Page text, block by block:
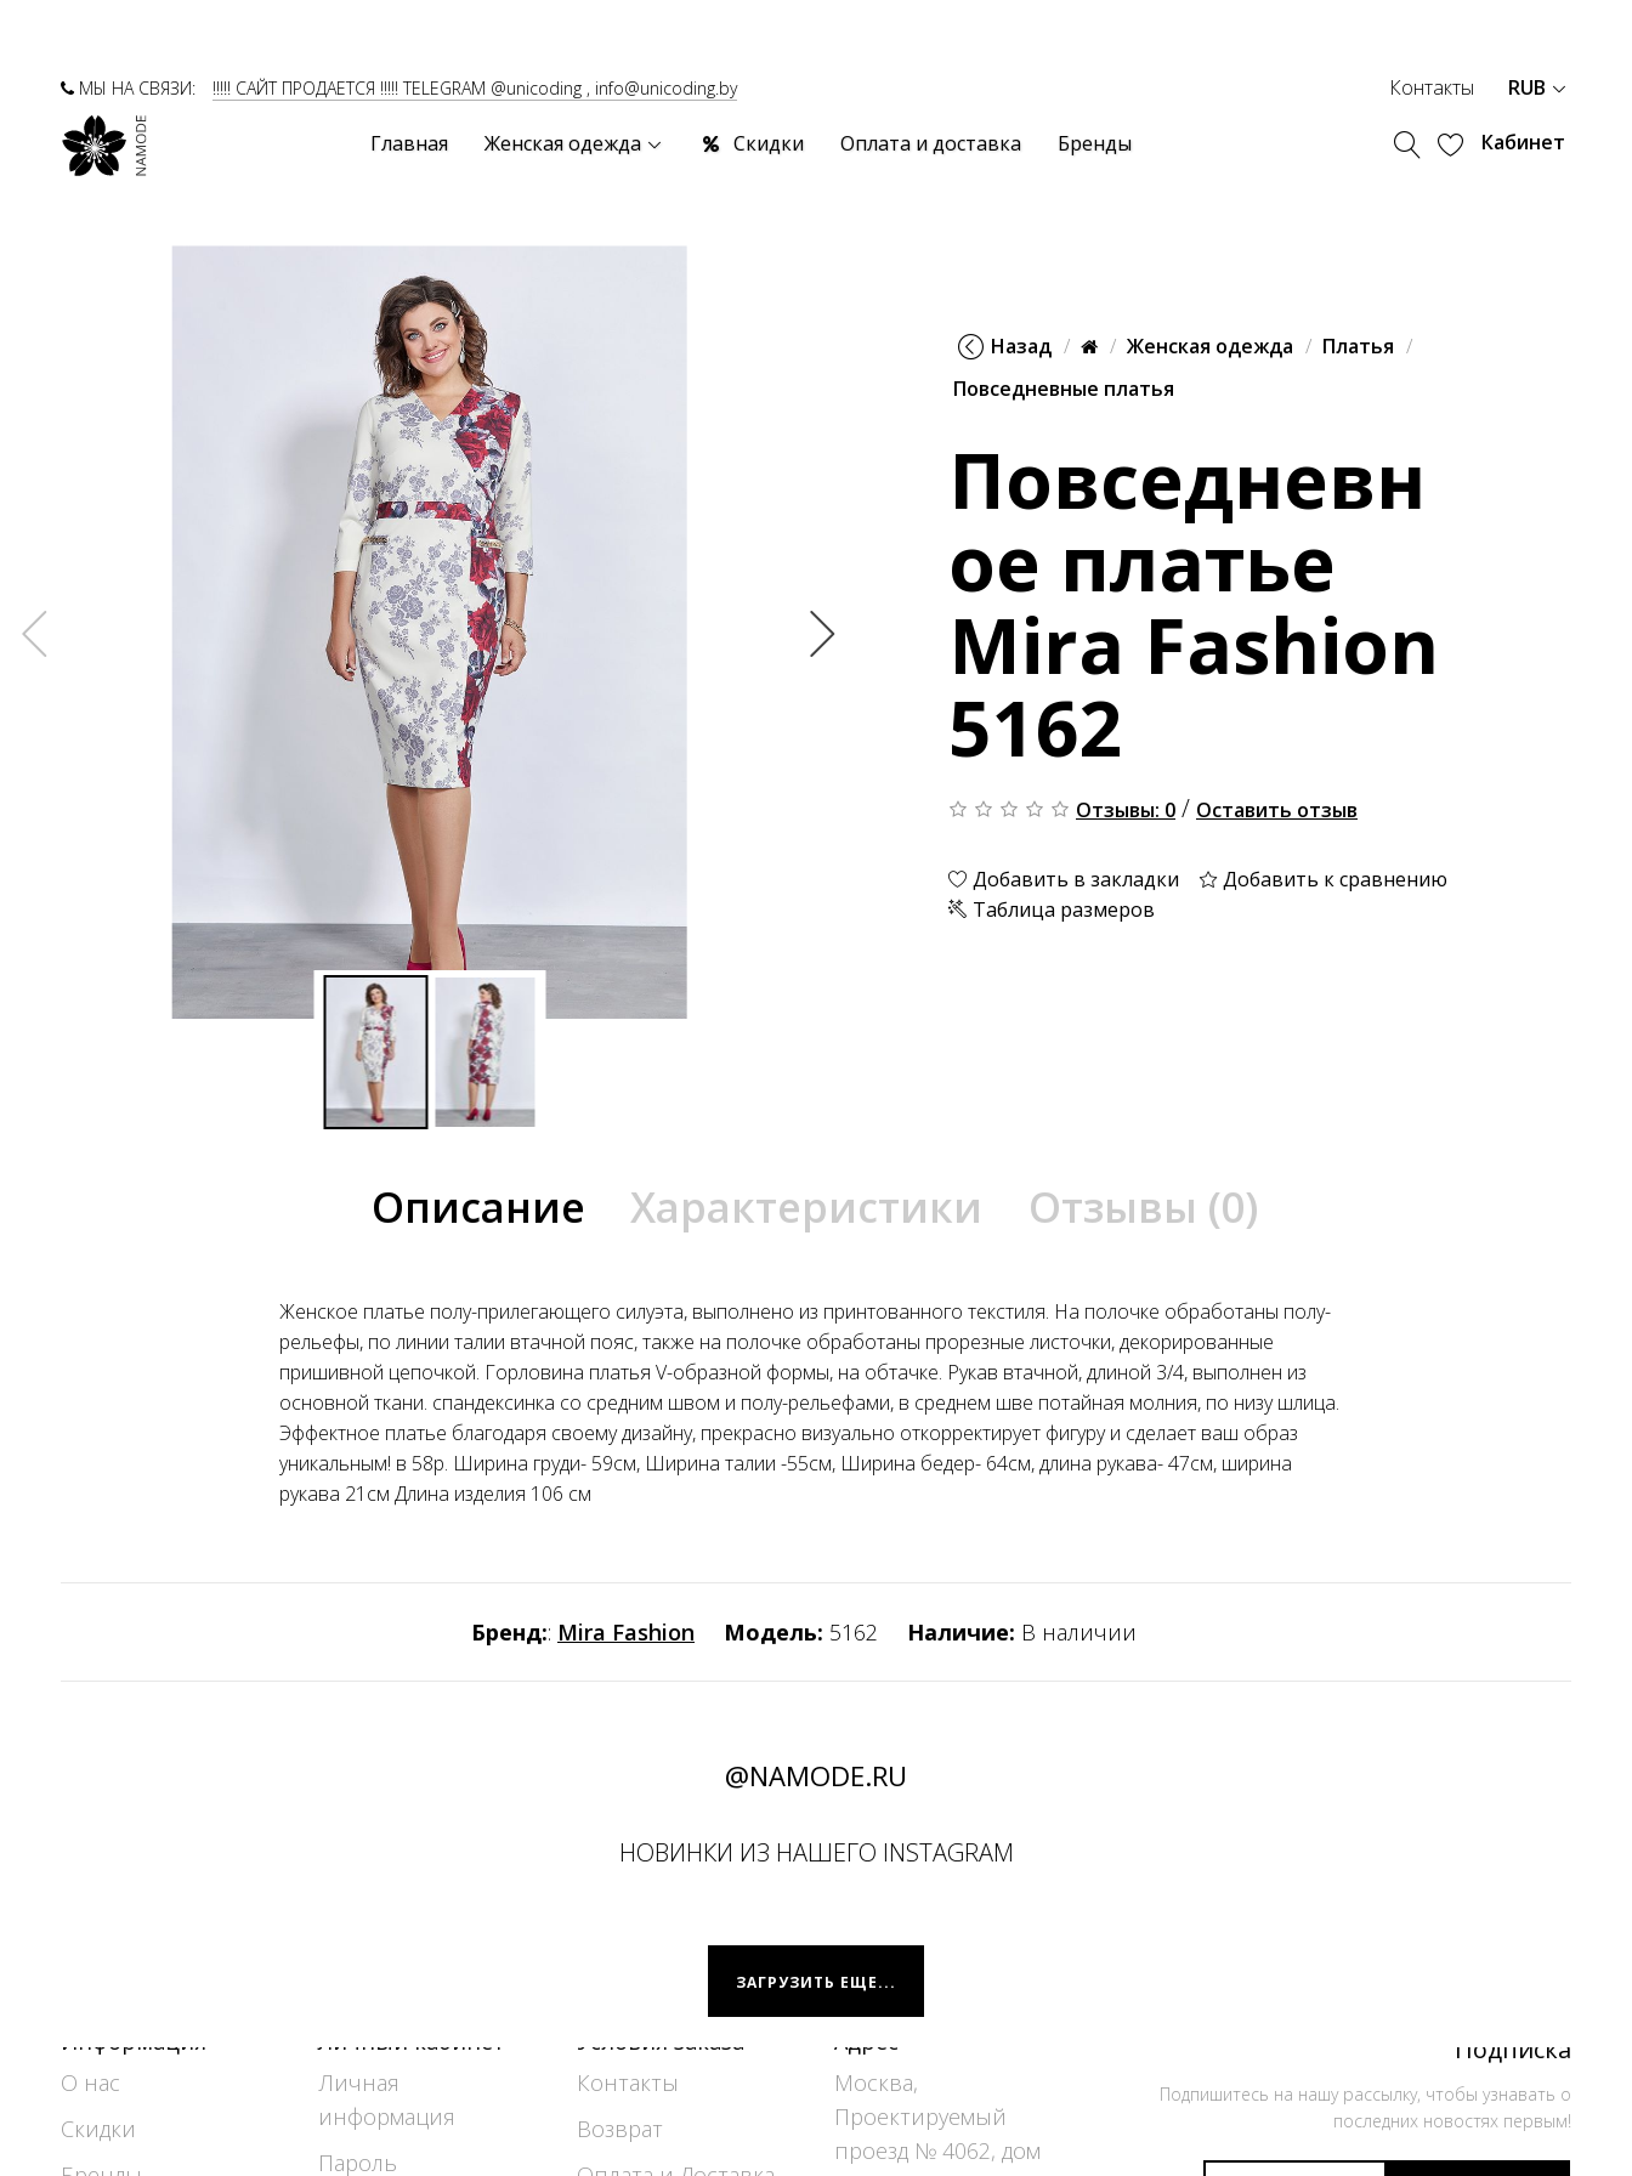
МЫ НА СВЯЗИ: !!!!! САЙТ ПРОДАЕТСЯ !!!!! TELEGRAM @unicoding , info@unicoding.by Контакты RUB
Главная Женская одежда Скидки Оплата и доставка Бренды Кабинет
Назад Женская одежда
Платья
Повседневные платья
Повседневн
ое платье
Mira Fashion
5162
Отзывы: 0 / Оставить отзыв
Добавить в закладки
Добавить к сравнению
Таблица размеров
Описание Характеристики Отзывы (0)
Женское платье полу-прилегающего силуэта, выполнено из принтованного текстиля. На полочке обработаны полу-
рельефы, по линии талии втачной пояс, также на полочке обработаны прорезные листочки, декорированные
пришивной цепочкой. Горловина платья V-образной формы, на обтачке. Рукав втачной, длиной 3/4, выполнен из
основной ткани. спандексинка со средним швом и полу-рельефами, в среднем шве потайная молния, по низу шлица.
Эффектное платье благодаря своему дизайну, прекрасно визуально откорректирует фигуру и сделает ваш образ
уникальным! в 58р. Ширина груди- 59см, Ширина талии -55см, Ширина бедер- 64см, длина рукава- 47см, ширина
рукава 21см Длина изделия 106 см
Бренд:: Mira Fashion Модель: 5162 Наличие: В наличии
@NAMODE.RU
НОВИНКИ ИЗ НАШЕГО INSTAGRAM
ЗАГРУЗИТЬ ЕЩЕ...
Информация
О нас
Скидки
Личный кабинет
Личная
информация
Пароль
Условия заказа
Контакты
Возврат
Адрес
Москва,
Проектируемый
проезд № 4062, дом
Подписка
Подпишитесь на нашу рассылку, чтобы узнавать о
последних новостях первым!